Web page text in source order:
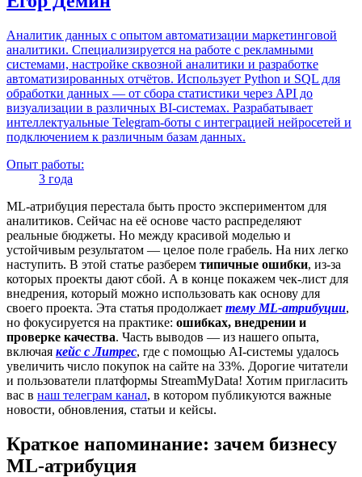
Аналитик данных с опытом автоматизации маркетинговой
аналитики. Специализируется на работе с рекламными
системами, настройке сквозной аналитики и разработке
автоматизированных отчётов. Использует Python и SQL для
обработки данных — от сбора статистики через API до
визуализации в различных BI-системах. Разрабатывает
интеллектуальные Telegram-боты с интеграцией нейросетей и
подключением к различным базам данных.
Опыт работы:
3 года
ML-атрибуция перестала быть просто экспериментом для
аналитиков. Сейчас на её основе часто распределяют
реальные бюджеты. Но между красивой моделью и
устойчивым результатом — целое поле грабель. На них легко
наступить. В этой статье разберем типичные ошибки, из-за
которых проекты дают сбой. А в конце покажем чек-лист для
внедрения, который можно использовать как основу для
своего проекта. Эта статья продолжает тему ML-атрибуции,
но фокусируется на практике: ошибках, внедрении и
проверке качества. Часть выводов — из нашего опыта,
включая кейс с Литрес, где с помощью AI-системы удалось
увеличить число покупок на сайте на 33%. Дорогие читатели
и пользователи платформы StreamMyData! Хотим пригласить
вас в наш телеграм канал, в котором публикуются важные
новости, обновления, статьи и кейсы.
Краткое напоминание: зачем бизнесу
ML-атрибуция